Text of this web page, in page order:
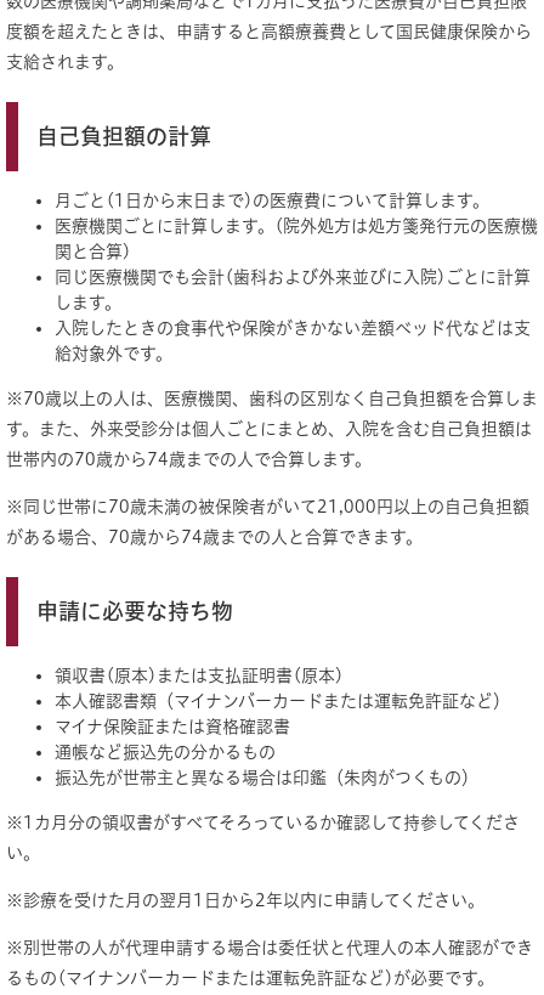
度額を超えたときは、申請すると高額療養費として国民健康保険から
支給されます。
自己負担額の計算
月ごと(1日から末日まで)の医療費について計算します。
医療機関ごとに計算します。(院外処方は処方箋発行元の医療機
関と合算)
同じ医療機関でも会計(歯科および外来並びに入院)ごとに計算
します。
入院したときの食事代や保険がきかない差額ベッド代などは支
給対象外です。
※70歳以上の人は、医療機関、歯科の区別なく自己負担額を合算しま
す。また、外来受診分は個人ごとにまとめ、入院を含む自己負担額は
世帯内の70歳から74歳までの人で合算します。
※同じ世帯に70歳未満の被保険者がいて21,000円以上の自己負担額
がある場合、70歳から74歳までの人と合算できます。
申請に必要な持ち物
領収書(原本)または支払証明書(原本)
本人確認書類（マイナンバーカードまたは運転免許証など）
マイナ保険証または資格確認書
通帳など振込先の分かるもの
振込先が世帯主と異なる場合は印鑑（朱肉がつくもの）
※1カ月分の領収書がすべてそろっているか確認して持参してくださ
い。
※診療を受けた月の翌月1日から2年以内に申請してください。
※別世帯の人が代理申請する場合は委任状と代理人の本人確認ができ
るもの(マイナンバーカードまたは運転免許証など)が必要です。